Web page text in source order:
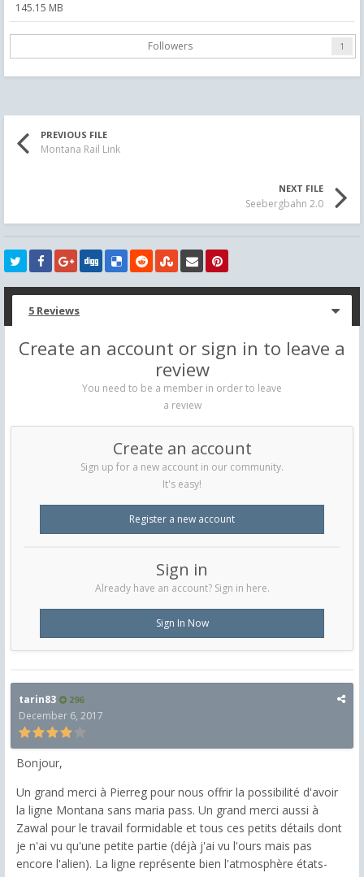
145.15 MB
Followers 1
PREVIOUS FILE
Montana Rail Link
NEXT FILE
Seebergbahn 2.0
5 Reviews
Create an account or sign in to leave a
review
You need to be a member in order to leave
a review
Create an account
Sign up for a new account in our community.
It's easy!
Register a new account
Sign in
Already have an account? Sign in here.
Sign In Now
tarin83 296
December 6, 2017
Bonjour,
Un grand merci à Pierreg pour nous offrir la possibilité d'avoir
la ligne Montana sans maria pass. Un grand merci aussi à
Zawal pour le travail formidable et tous ces petits détails dont
je n'ai vu qu'une petite partie (déjà j'ai vu l'ours mais pas
encore l'alien). La ligne représente bien l'atmosphère états-